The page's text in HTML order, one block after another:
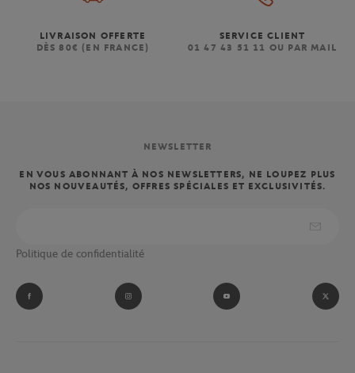
LIVRAISON OFFERTE
DÈS 80€ (EN FRANCE)
SERVICE CLIENT
01 47 43 51 11 OU PAR MAIL
NEWSLETTER
EN VOUS ABONNANT À NOS NEWSLETTERS, NE LOUPEZ PLUS
NOS NOUVEAUTÉS, OFFRES SPÉCIALES ET EXCLUSIVITÉS.
Politique de confidentialité